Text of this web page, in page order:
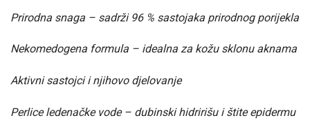
Prirodna snaga – sadrži 96 % sastojaka prirodnog porijekla
Nekomedogena formula – idealna za kožu sklonu aknama
Aktivni sastojci i njihovo djelovanje
Perlice ledenačke vode – dubinski hidririšu i štite epidermu